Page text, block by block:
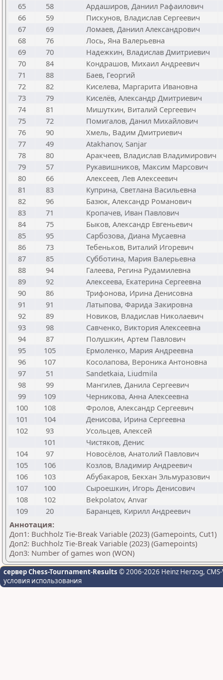
65
58
Ардаширов, Даниил Рафаилович
66
59
Пискунов, Владислав Сергеевич
67
69
Ломаев, Даниил Александрович
68
76 Лось, Яна Валерьевна
69
70
Надежкин, Владислав Дмитриевич
70
84
Кондрашов, Михаил Андреевич
71
88
Баев, Георгий
72
82 Киселева, Маргарита Ивановна
73
79
Киселёв, Александр Дмитриевич
74
81
Мишуткин, Виталий Сергеевич
75
72
Помигалов, Данил Михайлович
76
90
Хмель, Вадим Дмитриевич
77
49
Atakhanov, Sanjar
78
80
Аракчеев, Владислав Владимирович
79
57
Рукавишников, Максим Марсович
80
66
Алексеев, Лев Алексеевич
81
83 Куприна, Светлана Васильевна
82
96
Базюк, Александр Романович
83
71
Кропачев, Иван Павлович
84
75
Быков, Александр Евгеньевич
85
95 Сарбозова, Диана Мусаевна
86
73
Тебеньков, Виталий Игоревич
87
85 Субботина, Мария Валерьевна
88
94 Галеева, Регина Рудамилевна
89
92 Алексеева, Екатерина Сергеевна
90
86 Трифонова, Ирина Денисовна
91
91 Латыпова, Фарида Закировна
92
89
Новиков, Владислав Николаевич
93
98 Савченко, Виктория Алексеевна
94
87
Полушкин, Артем Павлович
95
105 Ермоленко, Мария Андреевна
96
107 Косолапова, Вероника Антоновна
97
51 Sandetkaia, Liudmila
98
99
Мангилев, Данила Сергеевич
99
109 Черникова, Анна Алексеевна
100
108
Фролов, Александр Сергеевич
101
104 Денисова, Ирина Сергеевна
102
93
Усольцев, Алексей
101
Чистяков, Денис
104
97
Новосёлов, Анатолий Павлович
105
106
Козлов, Владимир Андреевич
106
103
Абубакаров, Бекхан Эльмуразович
107
100
Сыроешкин, Игорь Денисович
108
102
Bekpolatov, Anvar
109
20
Баранцев, Кирилл Андреевич
Аннотация:
Доп1: Buchholz Tie-Break Variable (2023) (Gamepoints, Cut1)
Доп2: Buchholz Tie-Break Variable (2023) (Gamepoints)
Доп3: Number of games won (WON)
сервер Chess-Tournament-Results © 2006-2026 Heinz Herzog,
условия использования